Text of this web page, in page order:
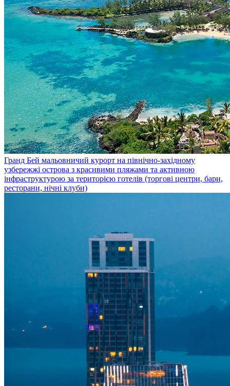
Гранд Бей мальовничий курорт на північно-західному
узбережжі острова з красивими пляжами та активною
інфраструктурою за територією готелів (торгові центри, бари,
ресторани, нічні клуби)